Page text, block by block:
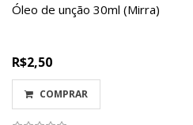
Óleo de unção 30ml (Mirra)
R$2,50
COMPRAR